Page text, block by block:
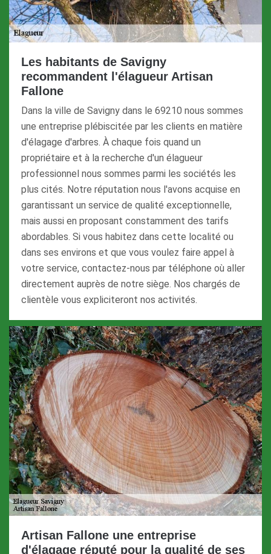
Les habitants de Savigny
recommandent l'élagueur Artisan
Fallone
Dans la ville de Savigny dans le 69210 nous sommes
une entreprise plébiscitée par les clients en matière
d'élagage d'arbres. À chaque fois quand un
propriétaire et à la recherche d'un élagueur
professionnel nous sommes parmi les sociétés les
plus cités. Notre réputation nous l'avons acquise en
garantissant un service de qualité exceptionnelle,
mais aussi en proposant constamment des tarifs
abordables. Si vous habitez dans cette localité ou
dans ses environs et que vous voulez faire appel à
votre service, contactez-nous par téléphone où aller
directement auprès de notre siège. Nos chargés de
clientèle vous expliciteront nos activités.
Artisan Fallone une entreprise
d'élagage réputé pour la qualité de ses